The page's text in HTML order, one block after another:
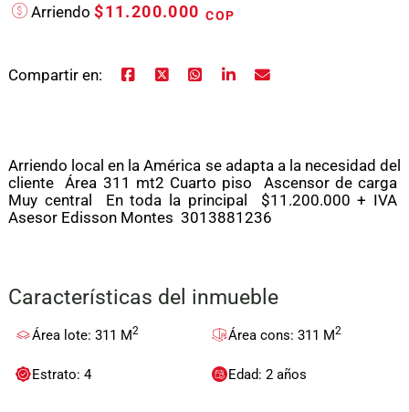
Arriendo$11.200.000COP
Compartir en:
Arriendo local en la América se adapta a la necesidad del
cliente Área 311 mt2 Cuarto piso Ascensor de carga
Muy central En toda la principal $11.200.000 + IVA
Asesor Edisson Montes 3013881236
Características del inmueble
Área lote: 311 M2 Área cons: 311 M2
Estrato: 4 Edad: 2 años